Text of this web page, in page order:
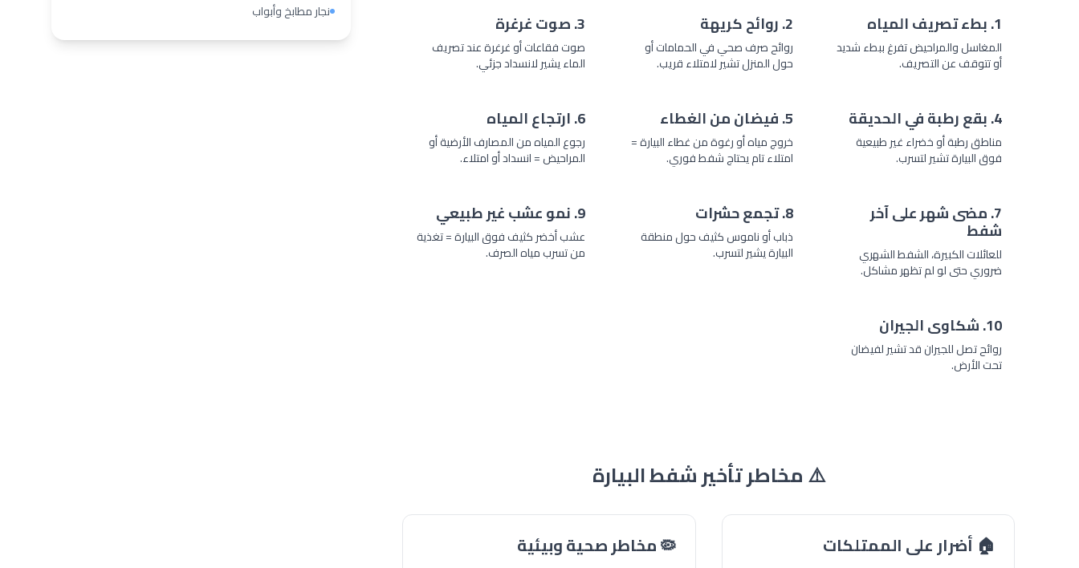
1. بطء تصريف المياه
المغاسل والمراحيض تفرغ ببطء شديد
أو تتوقف عن التصريف.
2. روائح كريهة
روائح صرف صحي في الحمامات أو
حول المنزل تشير لامتلاء قريب.
3. صوت غرغرة
صوت فقاعات أو غرغرة عند تصريف
الماء يشير لانسداد جزئي.
4. بقع رطبة في الحديقة
مناطق رطبة أو خضراء غير طبيعية
فوق البيارة تشير لتسرب.
5. فيضان من الغطاء
خروج مياه أو رغوة من غطاء البيارة =
امتلاء تام يحتاج شفط فوري.
6. ارتجاع المياه
رجوع المياه من المصارف الأرضية أو
المراحيض = انسداد أو امتلاء.
7. مضى شهر على آخر
شفط
للعائلات الكبيرة، الشفط الشهري
ضروري حتى لو لم تظهر مشاكل.
8. تجمع حشرات
ذباب أو ناموس كثيف حول منطقة
البيارة يشير لتسرب.
9. نمو عشب غير طبيعي
عشب أخضر كثيف فوق البيارة = تغذية
من تسرب مياه الصرف.
10. شكاوى الجيران
روائح تصل للجيران قد تشير لفيضان
تحت الأرض.
⚠️ مخاطر تأخير شفط البيارة
🏠 أضرار على الممتلكات 🦠 مخاطر صحية وبيئية
نجار مطابخ وأبواب